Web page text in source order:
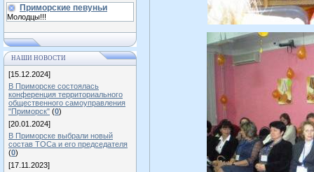
Приморские певуньи
Молодцы!!!
НАШИ НОВОСТИ
[15.12.2024]
В Приморске состоялась
конференция территориального
общественного самоуправления
"Приморск" (0)
[20.01.2024]
В Приморске выбрали новый
состав ТОСа и его председателя
(0)
[17.11.2023]